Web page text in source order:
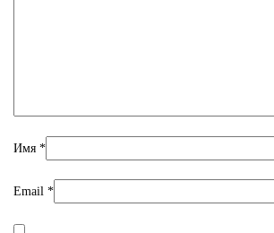
Имя *
Email *